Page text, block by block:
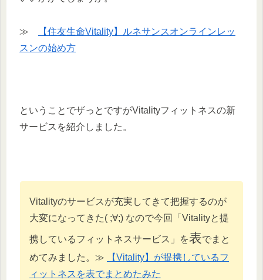
≫
【住友生命Vitality】ルネサンスオンラインレッ
スンの始め方
ということでザっとですがVitalityフィットネスの新
サービスを紹介しました。
Vitalityのサービスが充実してきて把握するのが
大変になってきた( ;∀;) なので今回「Vitalityと提
携しているフィットネスサービス」を表でまと
めてみました。≫
【Vitality】が提携しているフ
ィットネスを表でまとめたみた